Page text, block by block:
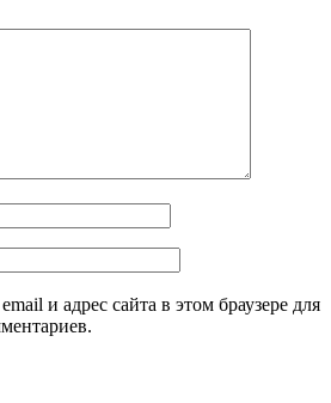
и адрес сайта в этом браузере для